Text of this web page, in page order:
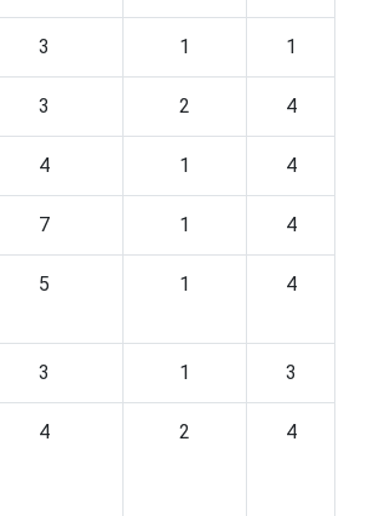
3 1 1
3 2 4
4 1 4
7 1 4
5 1 4
3 1 3
4 2 4